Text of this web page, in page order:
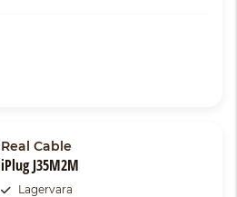
Real Cable
iPlug J35M2M
Lagervara